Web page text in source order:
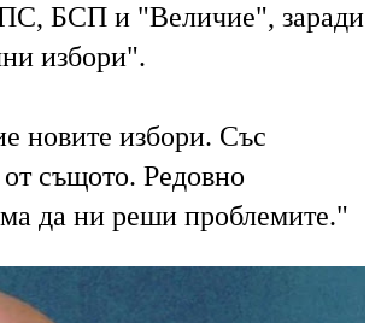
БСП и "Величие", заради
избори".
новите избори. Със
същото. Редовно
да ни реши проблемите."